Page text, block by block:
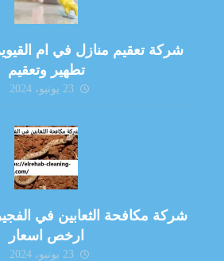
تطهير وتعقيم
23 يونيو، 2024
ارخص اسعار
23 يونيو، 2024